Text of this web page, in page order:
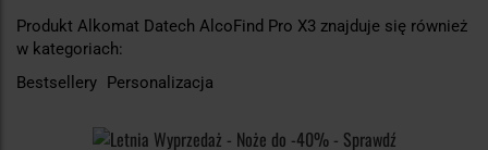
Produkt Alkomat Datech AlcoFind Pro X3 znajduje się również
w kategoriach:
Bestsellery
Personalizacja